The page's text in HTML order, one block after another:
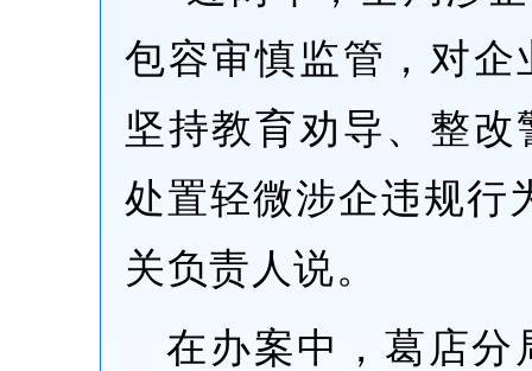
包容审慎监管，对
坚持教育劝导、整
处置轻微涉企违规行
关负责人说。
在办案中，葛店分